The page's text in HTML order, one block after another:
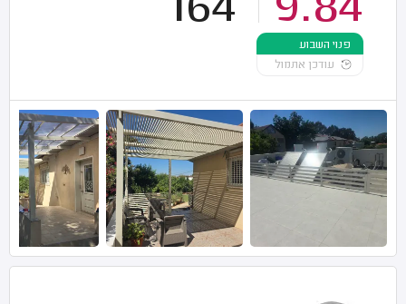
פנוי השבוע
עודכן אתמול